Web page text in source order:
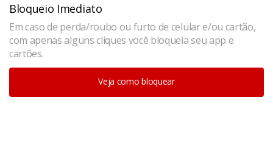
Bloqueio Imediato
Em caso de perda/roubo ou furto de celular e/ou cartão,
com apenas alguns cliques você bloqueia seu app e
cartões.
Veja como bloquear